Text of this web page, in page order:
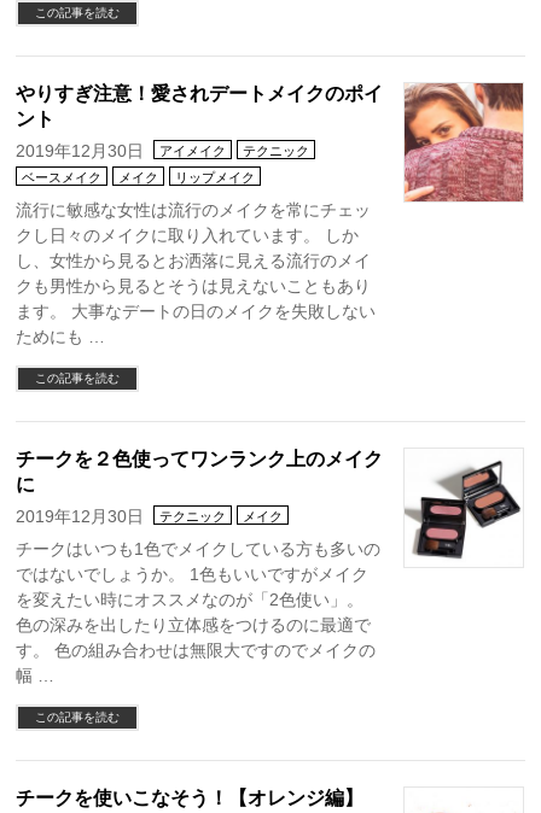
この記事を読む
やりすぎ注意！愛されデートメイクのポイ
ント
2019年12月30日 アイメイク
テクニック
ベースメイク
メイク リップメイク
流行に敏感な女性は流行のメイクを常にチェッ
クし日々のメイクに取り入れています。 しか
し、女性から見るとお洒落に見える流行のメイ
クも男性から見るとそうは見えないこともあり
ます。 大事なデートの日のメイクを失敗しない
ためにも …
この記事を読む
チークを２色使ってワンランク上のメイク
に
2019年12月30日 テクニック メイク
チークはいつも1色でメイクしている方も多いの
ではないでしょうか。 1色もいいですがメイク
を変えたい時にオススメなのが「2色使い」。
色の深みを出したり立体感をつけるのに最適で
す。 色の組み合わせは無限大ですのでメイクの
幅 …
この記事を読む
チークを使いこなそう！【オレンジ編】